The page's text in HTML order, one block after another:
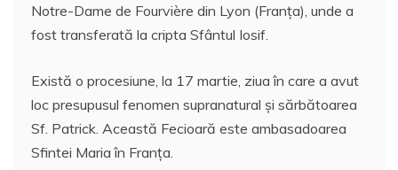
Notre-Dame de Fourvière din Lyon (Franța), unde a
fost transferată la cripta Sfântul Iosif.
Există o procesiune, la 17 martie, ziua în care a avut
loc presupusul fenomen supranatural și sărbătoarea
Sf. Patrick. Această Fecioară este ambasadoarea
Sfintei Maria în Franța.